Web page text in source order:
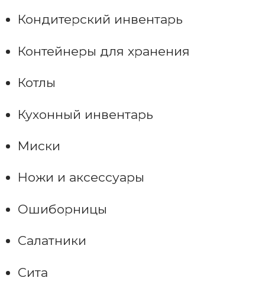
Кондитерский инвентарь
Контейнеры для хранения
Котлы
Кухонный инвентарь
Миски
Ножи и аксессуары
Ошиборницы
Салатники
Сита